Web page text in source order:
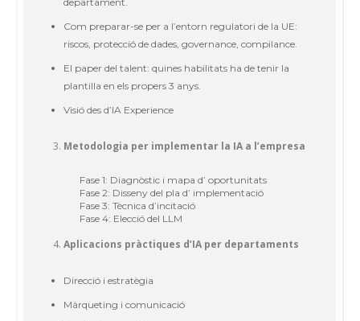
Com preparar-se per a l’entorn regulatori de la UE:
riscos, protecció de dades, governance, compilance.
El paper del talent: quines habilitats ha de tenir la
plantilla en els propers 3 anys.
Visió des d’IA Experience
Metodologia per implementar la IA a l’empresa
Fase 1: Diagnòstic i mapa d’ oportunitats
Fase 2: Disseny del pla d’ implementació
Fase 3: Tècnica d’incitació
Fase 4: Elecció del LLM
Aplicacions pràctiques d’IA per departaments
Direcció i estratègia
Màrqueting i comunicació